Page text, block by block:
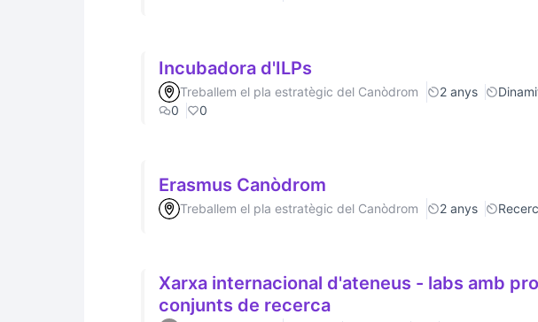
Incubadora d'ILPs
Treballem el pla estratègic del Canòdrom 2 anys
0
0
Erasmus Canòdrom
Treballem el pla estratègic del Canòdrom 2 anys
Xarxa internacional d'ateneus - labs amb
conjunts de recerca